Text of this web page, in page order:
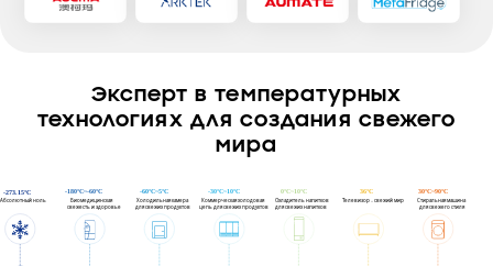
Эксперт в температурных
технологиях для создания свежего
мира